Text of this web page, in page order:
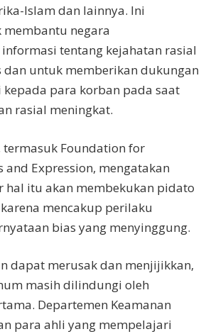
Islam dan lainnya. Ini
negara
tentang kejahatan rasial
dan untuk memberikan dukungan
kepada para korban pada saat
rasial meningkat.
termasuk Foundation for
and Expression, mengatakan
hal itu akan membekukan pidato
mencakup perilaku
bias yang menyinggung.
dapat merusak dan menjijikkan,
masih dilindungi oleh
Departemen Keamanan
para ahli yang mempelajari